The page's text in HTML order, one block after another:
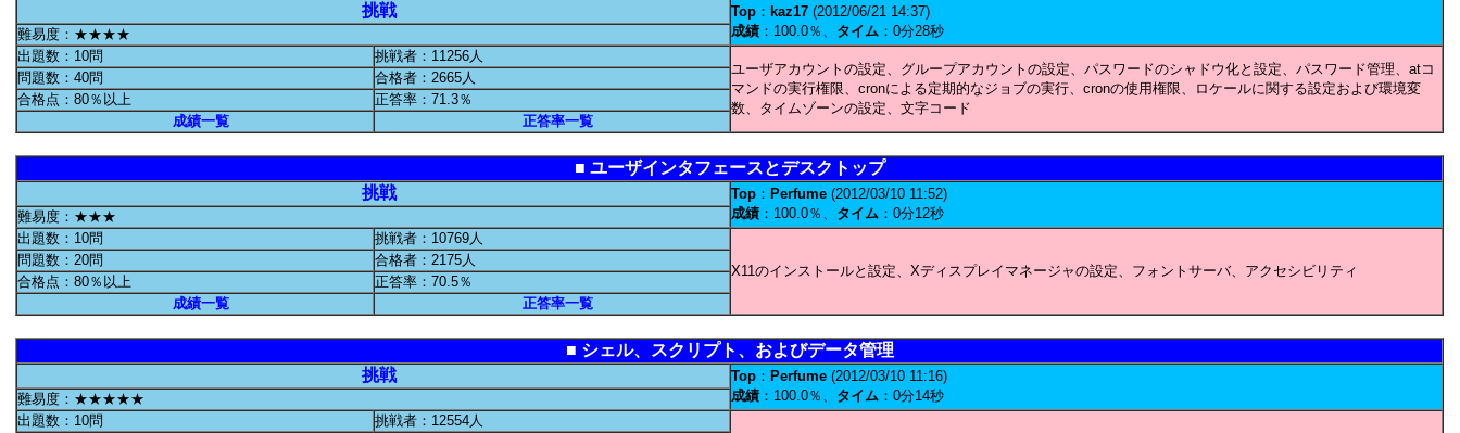
挑戦
Top ： kaz17 (2012/06/21 14:37)
成績 ：100.0％、 タイム ：0分28秒
難易度：★★★★
出題数：10問
挑戦者：11256人
ユーザアカウントの設定、グループアカウントの設定、パスワードのシャドウ化と設定、パスワード管理、atコ
マンドの実行権限、cronによる定期的なジョブの実行、cronの使用権限、ロケールに関する設定および環境変
数、タイムゾーンの設定、文字コード
問題数：40問
合格者：2665人
合格点：80％以上
正答率：71.3％
成績一覧
正答率一覧
■ ユーザインタフェースとデスクトップ
挑戦
Top ： Perfume (2012/03/10 11:52)
成績 ：100.0％、 タイム ：0分12秒
難易度：★★★
出題数：10問
挑戦者：10769人
X11のインストールと設定、Xディスプレイマネージャの設定、フォントサーバ、アクセシビリティ
問題数：20問
合格者：2175人
合格点：80％以上
正答率：70.5％
成績一覧
正答率一覧
■ シェル、スクリプト、およびデータ管理
挑戦
Top ： Perfume (2012/03/10 11:16)
成績 ：100.0％、 タイム ：0分14秒
難易度：★★★★★
出題数：10問
挑戦者：12554人